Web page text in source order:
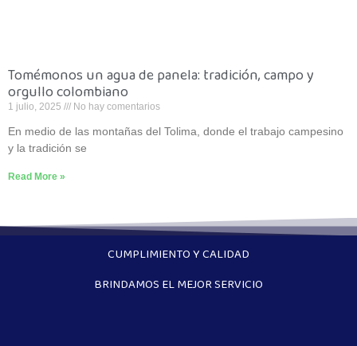
Tomémonos un agua de panela: tradición, campo y
orgullo colombiano
1 julio, 2025 No hay comentarios
En medio de las montañas del Tolima, donde el trabajo campesino
y la tradición se
Read More »
CUMPLIMIENTO Y CALIDAD
BRINDAMOS EL MEJOR SERVICIO